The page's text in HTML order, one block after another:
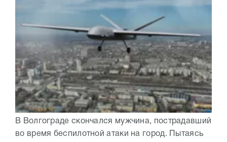
В Волгограде скончался мужчина, пострадавший
во время беспилотной атаки на город. Пытаясь